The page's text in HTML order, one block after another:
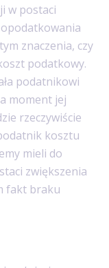
w postaci
znaczenia, czy
podatkowy.
podatnikowi
moment jej
rzeczywiście
kosztu
mieli do
zwiększenia
fakt braku